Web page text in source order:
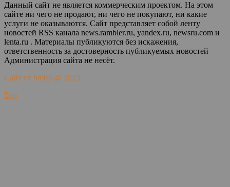
Данный сайт не является коммерческим проектом. На этом
сайте ни чего не продают, ни чего не покупают, ни какие
услуги не оказываются. Сайт представляет собой ленту
новостей RSS канала news.rambler.ru, yandex.ru, newsru.com и
lenta.ru . Материалы публикуются без искажения,
ответственность за достоверность публикуемых новостей
Администрация сайта не несёт.
Сайт от bmb3 @ 2023
Top